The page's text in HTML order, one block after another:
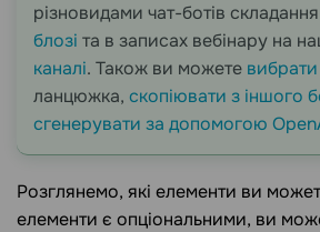
різновидами чат-ботів
блозі та в записах вебінару на
каналі. Також ви можете
ланцюжка, скопіювати з іншого
сгенерувати за допомогою
Розглянемо, які елементи ви
елементи є опціональними, ви